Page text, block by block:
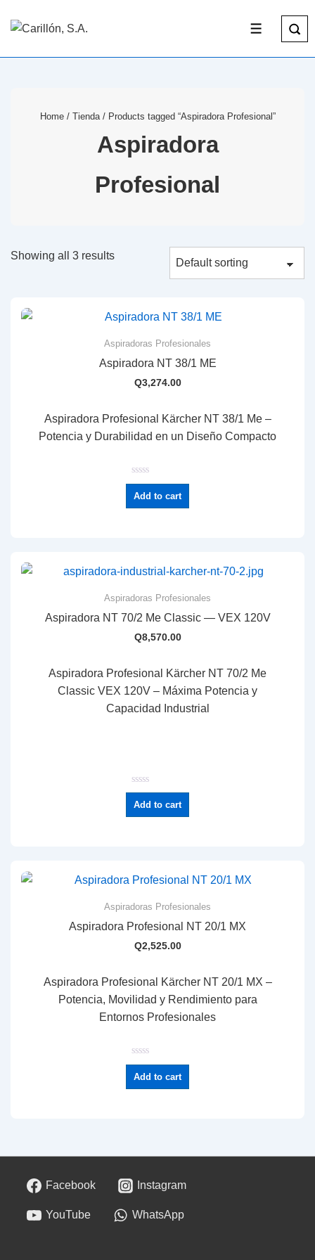
Home/ Tienda/ Products tagged “Aspiradora Profesional”
Aspiradora
Profesional
Showing all 3 results
Aspiradoras Profesionales
Aspiradora NT 38/1 ME
Q3,274.00
Aspiradora Profesional Kärcher NT 38/1 Me –
Potencia y Durabilidad en un Diseño Compacto
R
a
t
e
o
f
Add to cart
Aspiradoras Profesionales
Aspiradora NT 70/2 Me Classic — VEX 120V
Q8,570.00
Aspiradora Profesional Kärcher NT 70/2 Me
Classic VEX 120V – Máxima Potencia y
Capacidad Industrial
R
a
t
e
o
f
Add to cart
Aspiradoras Profesionales
Aspiradora Profesional NT 20/1 MX
Q2,525.00
Aspiradora Profesional Kärcher NT 20/1 MX –
Potencia, Movilidad y Rendimiento para
Entornos Profesionales
R
a
t
e
f
Add to cart
Facebook Instagram
YouTube WhatsApp